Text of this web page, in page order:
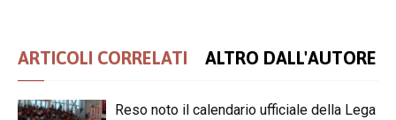
ARTICOLI CORRELATI ALTRO DALL'AUTORE
Reso noto il calendario ufficiale della Lega